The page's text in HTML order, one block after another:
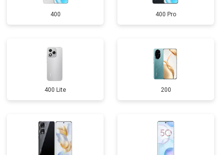
400 400 Pro
400 Lite 200